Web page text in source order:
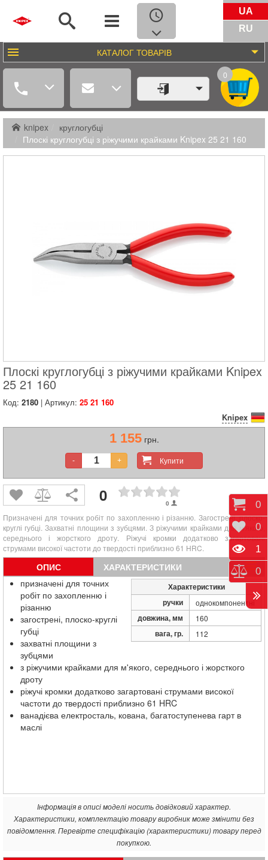
UA
RU
КАТАЛОГ ТОВАРІВ
0
knipex
круглогубці
Плоскі круглогубці з ріжучими крайками Knipex 25 21 160
Плоскі круглогубці з ріжучими крайками Knipex
25 21 160
Код: 2180 | Артикул: 25 21 160
Knipex
1 155грн.
Купити
- +
0 0
Призначені для точних робіт по захопленню і різанню. Загострені, плоско-
круглі губці. Захватні площини з зубцями. З ріжучими крайками для м'якого,
середнього і жорсткого дроту. Ріжучі кромки додатково загартовані
струмами високої частоти до твердості приблизно 61 HRC.
ОПИС ХАРАКТЕРИСТИКИ
Характеристики
ручки
однокомпонентні
довжина, мм 160
вага, гр. 112
призначені для точних
робіт по захопленню і
різанню
загострені, плоско-круглі
губці
захватні площини з
зубцями
з ріжучими крайками для м'якого, середнього і жорсткого
дроту
ріжучі кромки додатково загартовані струмами високої
частоти до твердості приблизно 61 HRC
ванадієва електросталь, кована, багатоступенева гарт в
маслі
Інформація в описі моделі носить довідковий характер.
Характеристики, комплектацію товару виробник може змінити без
повідомлення. Перевірте специфікацію (характеристики) товару перед
покупкою.
0
0
1
0